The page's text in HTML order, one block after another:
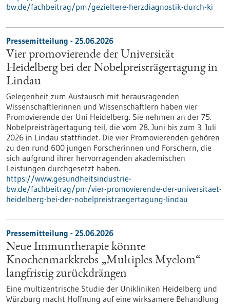
bw.de/fachbeitrag/pm/gezieltere-herzdiagnostik-durch-ki
Pressemitteilung - 25.06.2026
Vier promovierende der Universität
Heidelberg bei der Nobelpreisträgertagung in
Lindau
Gelegenheit zum Austausch mit herausragenden
Wissenschaftlerinnen und Wissenschaftlern haben vier
Promovierende der Uni Heidelberg. Sie nehmen an der 75.
Nobelpreisträgertagung teil, die vom 28. Juni bis zum 3. Juli
2026 in Lindau stattfindet. Die vier Promovierenden gehören
zu den rund 600 jungen Forscherinnen und Forschern, die
sich aufgrund ihrer hervorragenden akademischen
Leistungen durchgesetzt haben.
https://www.gesundheitsindustrie-
bw.de/fachbeitrag/pm/vier-promovierende-der-universitaet-
heidelberg-bei-der-nobelpreistraegertagung-lindau
Pressemitteilung - 25.06.2026
Neue Immuntherapie könnte
Knochenmarkkrebs „Multiples Myelom“
langfristig zurückdrängen
Eine multizentrische Studie der Unikliniken Heidelberg und
Würzburg macht Hoffnung auf eine wirksamere Behandlung